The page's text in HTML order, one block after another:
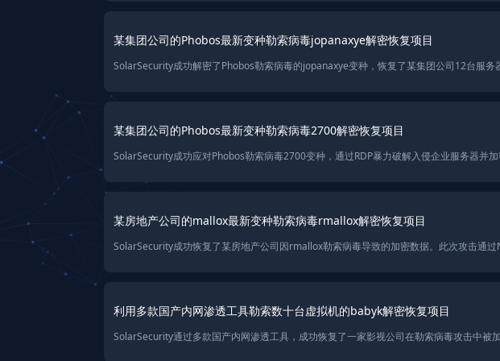
某集团公司的Phobos最新变种勒索病毒jopanaxye解密恢复项目
某集团公司的Phobos最新变种勒索病毒2700解密恢复项目
某房地产公司的mallox最新变种勒索病毒rmallox解密恢复项目
利用多款国产内网渗透工具勒索数十台虚拟机的babyk解密恢复项目